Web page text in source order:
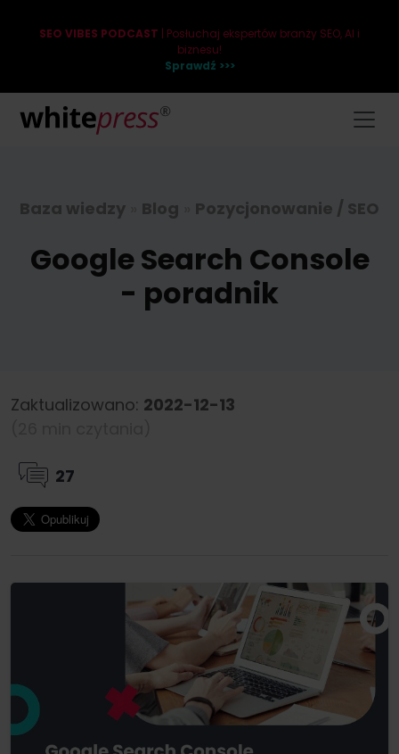
SEO VIBES PODCAST | Posłuchaj ekspertów branży SEO, AI i
biznesu!
Sprawdź >>>
Baza wiedzy Blog Pozycjonowanie / SEO
Google Search Console
- poradnik
Zaktualizowano: 2022-12-13
27